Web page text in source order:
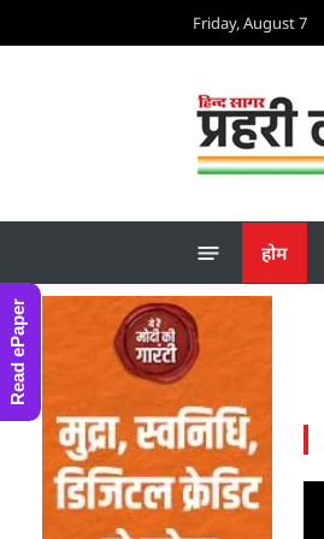
Friday, August 7
होम
संस्कारों की ज्योति
Read ePaper